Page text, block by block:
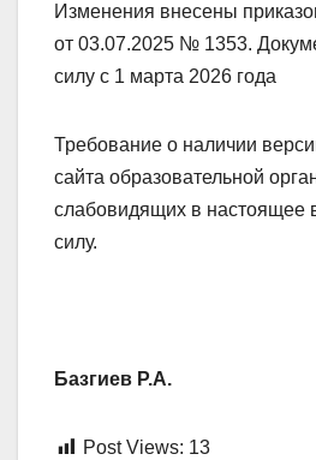
Изменения внесены
от 03.07.2025 № 1353.
силу с 1 марта 2026 года
Требование о наличии
сайта образовательной
слабовидящих в настоящее
силу.
Базгиев Р.А.
Post Views: 13